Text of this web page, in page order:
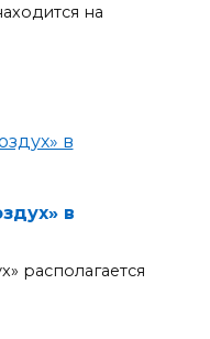
на
в
располагается